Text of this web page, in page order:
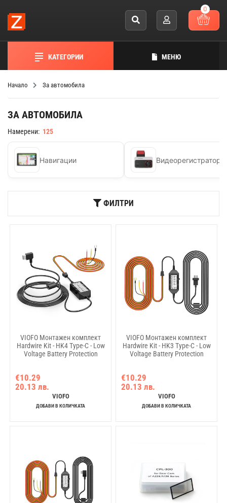
0
КАТЕГОРИИ МЕНЮ
Начало За автомобила
ЗА АВТОМОБИЛА
Намерени: 125
Навигации Видеорегистратори
ФИЛТРИ
VIOFO Монтажен комплект
Hardwire Kit - HK4 Type-C - Low
Voltage Battery Protection
€10.29
20.13 лв.
VIOFO
ДОБАВИ В КОЛИЧКАТА
VIOFO Монтажен комплект
Hardwire Kit - HK3 Type-C - Low
Voltage Battery Protection
€10.29
20.13 лв.
VIOFO
ДОБАВИ В КОЛИЧКАТА